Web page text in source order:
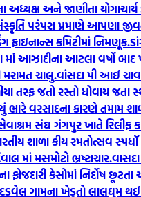
અને જાણીતા
પરંપરા પ્રમાણે આપણા
ફાઇનાન્સ કમિટીમાં નિમણૂક.
માં આઝાદીના આટલા વર્ષો
ચાલુ.વાંસદા પી આઈ
તરફ જતો રસ્તો ધોવાય જતા
ભારે વરસાદના કારણે
સંઘ ગંગપુર ખાતે રિલીફ
શાળા કીય રમતોત્સવ
માં મસમોટો ભ્રષ્ટાચાર.
ના ફોજદારી કેસોમાં નિર્દોષ
ગામના ખેડૂતો લાલઘુમ